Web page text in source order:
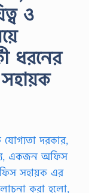
ও
ধরনের